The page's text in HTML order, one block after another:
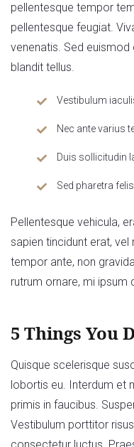
pellentesque tempor
pellentesque feugiat.
venenatis. Sed euismod
blandit tellus.
Vestibulum
Nec ante varius
Duis sollicitudin
Sed pharetra
Pellentesque vehicula,
sapien tincidunt erat,
tempor ante, non
rutrum ornare, mi ipsum
5 Things You
Quisque scelerisque
lobortis eu. Interdum et
primis in faucibus.
Vestibulum porttitor